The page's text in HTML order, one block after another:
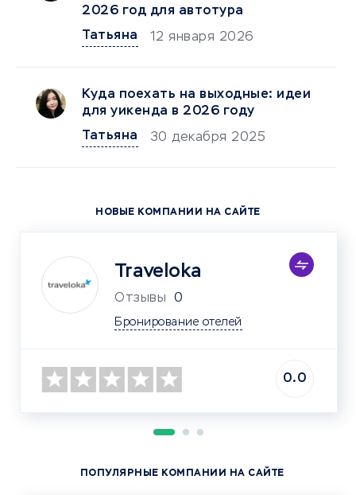
2026 год для автотура
Татьяна
12 января 2026
Куда поехать на выходные: идеи
для уикенда в 2026 году
Татьяна
30 декабря 2025
НОВЫЕ КОМПАНИИ НА САЙТЕ
Traveloka
Отзывы 0
Бронирование отелей
0.0
ПОПУЛЯРНЫЕ КОМПАНИИ НА САЙТЕ